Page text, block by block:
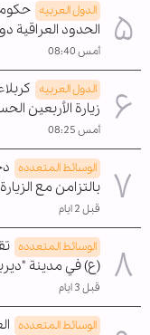
الدول العربیه
الحدود العراقية
أمس 08:40
الدول العربیه
زيارة الأربعين
أمس 08:25
الوسائط المتعدده
بالتزامن مع
قبل 2 ايام
الوسائط المتعدده
(ع) في مدينة
قبل 3 ايام
الوسائط المتعدده